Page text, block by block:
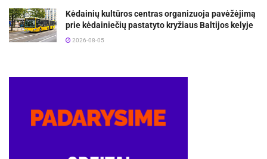
Kėdainių kultūros centras organizuoja pavėžėjimą
prie kėdainiečių pastatyto kryžiaus Baltijos kelyje
2026-08-05